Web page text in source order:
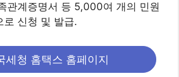
관계증명서 등 5,000여 개의 민원
로 신청 및 발급.
세청 홈택스 홈페이지